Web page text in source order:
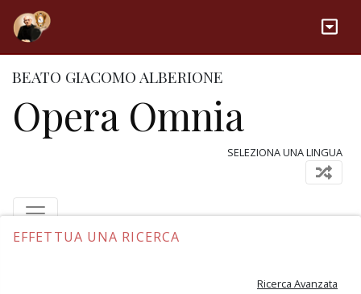
BEATO GIACOMO ALBERIONE
Opera Omnia
SELEZIONA UNA LINGUA
EFFETTUA UNA RICERCA
Ricerca Avanzata